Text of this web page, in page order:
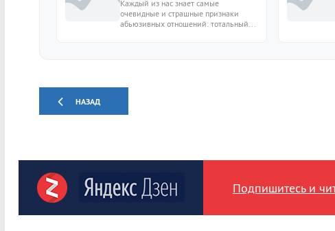
Каждый из нас знает самые
очевидные и страшные признаки
абьюзивных отношений: тотальный...
НАЗАД
Подпишитесь и